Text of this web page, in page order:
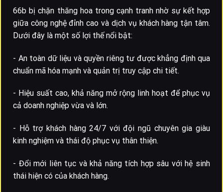
66b bị chặn thăng hoa trong cạnh tranh nhờ sự kết hợp
giữa công nghệ đỉnh cao và dịch vụ khách hàng tận tâm.
Dưới đây là một số lợi thế nổi bật:
- An toàn dữ liệu và quyền riêng tư được khẳng định qua
chuẩn mã hóa mạnh và quản trị truy cập chi tiết.
- Hiệu suất cao, khả năng mở rộng linh hoạt để phục vụ
cả doanh nghiệp vừa và lớn.
- Hỗ trợ khách hàng 24/7 với đội ngũ chuyên gia giàu
kinh nghiệm và thái độ phục vụ thân thiện.
- Đổi mới liên tục và khả năng tích hợp sâu với hệ sinh
thái hiện có của khách hàng.